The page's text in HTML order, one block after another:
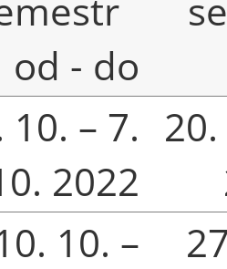
od - do
10. – 7.
2022
10. –